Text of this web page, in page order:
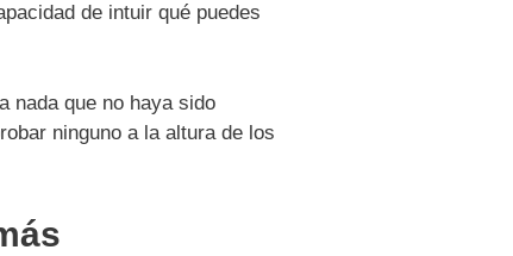
de intuir qué puedes
nada que no haya sido
ninguno a la altura de los